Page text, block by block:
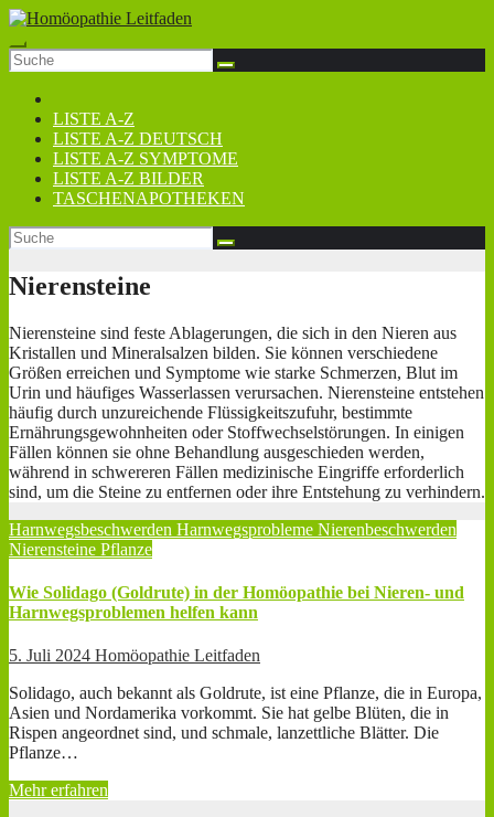
Zum
Inhalt
springen
LISTE A-Z
LISTE A-Z DEUTSCH
LISTE A-Z SYMPTOME
LISTE A-Z BILDER
TASCHENAPOTHEKEN
Nierensteine
Nierensteine sind feste Ablagerungen, die sich in den Nieren aus
Kristallen und Mineralsalzen bilden. Sie können verschiedene
Größen erreichen und Symptome wie starke Schmerzen, Blut im
Urin und häufiges Wasserlassen verursachen. Nierensteine entstehen
häufig durch unzureichende Flüssigkeitszufuhr, bestimmte
Ernährungsgewohnheiten oder Stoffwechselstörungen. In einigen
Fällen können sie ohne Behandlung ausgeschieden werden,
während in schwereren Fällen medizinische Eingriffe erforderlich
sind, um die Steine zu entfernen oder ihre Entstehung zu verhindern.
Harnwegsbeschwerden Harnwegsprobleme Nierenbeschwerden
Nierensteine Pflanze
Wie Solidago (Goldrute) in der Homöopathie bei Nieren- und
Harnwegsproblemen helfen kann
5. Juli 2024 Homöopathie Leitfaden
Solidago, auch bekannt als Goldrute, ist eine Pflanze, die in Europa,
Asien und Nordamerika vorkommt. Sie hat gelbe Blüten, die in
Rispen angeordnet sind, und schmale, lanzettliche Blätter. Die
Pflanze…
Mehr erfahren